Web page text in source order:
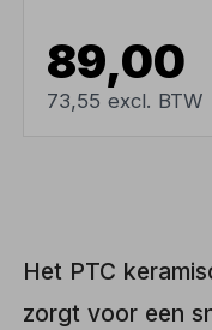
89,00
73,55 excl. BTW
Het PTC
zorgt voor een